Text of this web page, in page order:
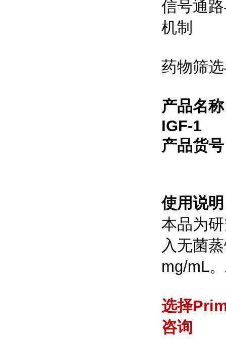
信号通
机制
药物筛
产品名
IGF-1
产品货
使用说明
本品为
入无菌
mg/mL
选择
咨询